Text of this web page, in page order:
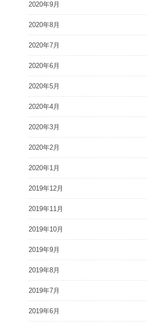
2020年9月
2020年8月
2020年7月
2020年6月
2020年5月
2020年4月
2020年3月
2020年2月
2020年1月
2019年12月
2019年11月
2019年10月
2019年9月
2019年8月
2019年7月
2019年6月